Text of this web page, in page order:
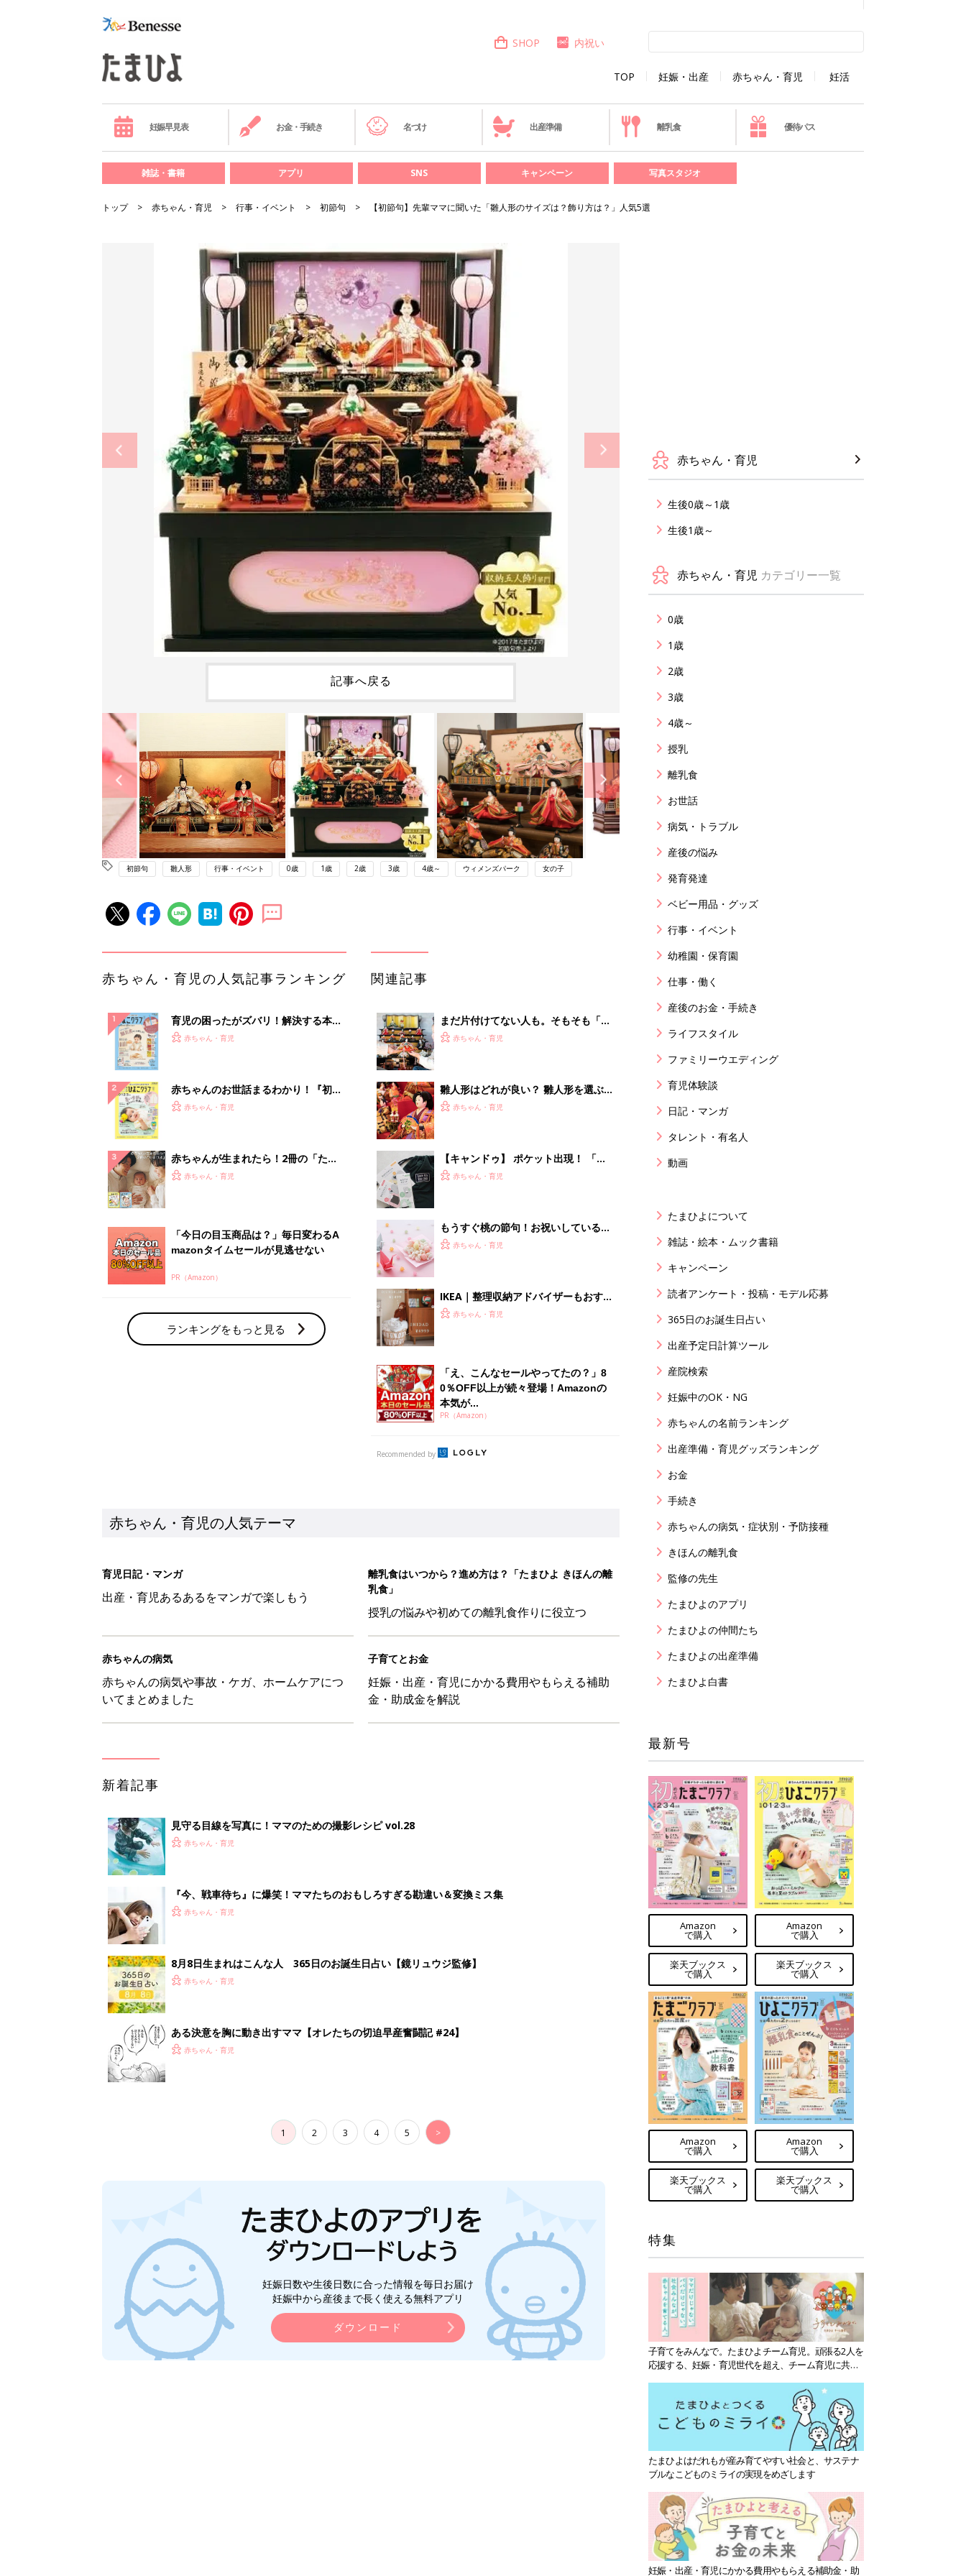
TOP 妊娠・出産 赤ちゃん・育児 妊活
SHOP 内祝い
妊娠早見表 お金・手続き 名づけ 出産準備 離乳食 優待パス
雑誌・書籍 アプリ SNS キャンペーン 写真スタジオ
トップ 赤ちゃん・育児 行事・イベント 初節句 【初節句】先輩ママに聞いた「雛人形のサイズは？飾り方は？」人気5選
記事へ戻る
初節句 雛人形 行事・イベント 0歳 1歳 2歳 3歳 4歳～ ウィメンズパーク 女の子
赤ちゃん・育児の人気記事ランキング
育児の困ったがズバリ！解決する本
『ひよこクラブ 秋号』 4カ月～2才
赤ちゃん・育児
赤ちゃんのお世話まるわかり！『初め
てのひよこクラブ 夏号』〈巻頭大特
赤ちゃん・育児
赤ちゃんが生まれたら！2冊の「たま
ひよ」
赤ちゃん・育児
「今日の目玉商品は？」毎日変わるA
mazonタイムセールが見逃せない
PR（Amazon）
ランキングをもっと見る
関連記事
まだ片付けてない人も。そもそも「お
雛様は何歳まで飾りますか？」ママた
赤ちゃん・育児
雛人形はどれが良い？ 雛人形を選ぶ
ときの押さえておきたいポイント
赤ちゃん・育児
【キャンドゥ】 ポケット出現！ 「収
納性ゼロ」バッグが、まさかの理想的
赤ちゃん・育児
もうすぐ桃の節句！お祝いしている？
していない？人形は飾る？飾らない？
赤ちゃん・育児
IKEA｜整理収納アドバイザーもおすす
め！おしゃ見え収納アイテム5選
赤ちゃん・育児
「え、こんなセールやってたの？」8
0％OFF以上が続々登場！Amazonの
本気が...
PR（Amazon）
Recommended by
赤ちゃん・育児の人気テーマ
育児日記・マンガ
出産・育児あるあるをマンガで楽しもう
離乳食はいつから？進め方は？「たまひよ きほんの離
乳食」
授乳の悩みや初めての離乳食作りに役立つ
赤ちゃんの病気
赤ちゃんの病気や事故・ケガ、ホームケアにつ
いてまとめました
子育てとお金
妊娠・出産・育児にかかる費用やもらえる補助
金・助成金を解説
新着記事
見守る目線を写真に！ママのための撮影レシピ vol.28
赤ちゃん・育児
『今、戦車待ち』に爆笑！ママたちのおもしろすぎる勘違い＆変換ミス集
赤ちゃん・育児
8月8日生まれはこんな人 365日のお誕生日占い【鏡リュウジ監修】
赤ちゃん・育児
ある決意を胸に動き出すママ【オレたちの切迫早産奮闘記 #24】
赤ちゃん・育児
1 2 3 4 5 >
妊娠日数や生後日数に合った情報を毎日お届け
妊娠中から産後まで長く使える無料アプリ
ダウンロード
赤ちゃん・育児
生後0歳～1歳
生後1歳～
赤ちゃん・育児 カテゴリー一覧
0歳
1歳
2歳
3歳
4歳～
授乳
離乳食
お世話
病気・トラブル
産後の悩み
発育発達
ベビー用品・グッズ
行事・イベント
幼稚園・保育園
仕事・働く
産後のお金・手続き
ライフスタイル
ファミリーウエディング
育児体験談
日記・マンガ
タレント・有名人
動画
たまひよについて
雑誌・絵本・ムック書籍
キャンペーン
読者アンケート・投稿・モデル応募
365日のお誕生日占い
出産予定日計算ツール
産院検索
妊娠中のOK・NG
赤ちゃんの名前ランキング
出産準備・育児グッズランキング
お金
手続き
赤ちゃんの病気・症状別・予防接種
きほんの離乳食
監修の先生
たまひよのアプリ
たまひよの仲間たち
たまひよの出産準備
たまひよ白書
最新号
Amazon
で購入
楽天ブックス
で購入
Amazon
で購入
楽天ブックス
で購入
Amazon
で購入
楽天ブックス
で購入
Amazon
で購入
楽天ブックス
で購入
特集
子育てをみんなで。たまひよチーム育児。頑張る2人を
応援する、妊娠・育児世代を超え、チーム育児に共感
たまひよはだれもが産み育てやすい社会と、サステナ
ブルなこどものミライの実現をめざします
妊娠・出産・育児にかかる費用やもらえる補助金・助